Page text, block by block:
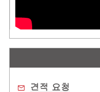
견적 요청